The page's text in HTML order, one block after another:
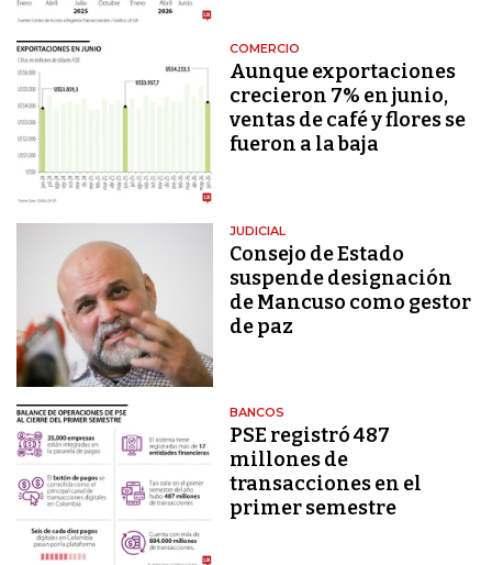
COMERCIO
Aunque exportaciones
crecieron 7% en junio,
ventas de café y flores se
fueron a la baja
JUDICIAL
Consejo de Estado
suspende designación
de Mancuso como gestor
de paz
BANCOS
PSE registró 487
millones de
transacciones en el
primer semestre